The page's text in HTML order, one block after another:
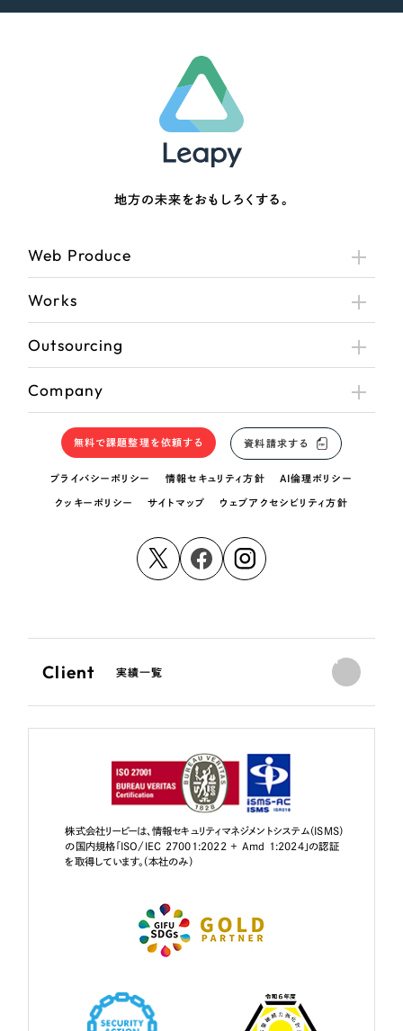
地方の未来をおもしろくする。
Web Produce
Works
Outsourcing
Company
無料で課題整理を依頼する 資料請求する
プライバシーポリシー 情報セキュリティ方針 AI倫理ポリシー
クッキーポリシー サイトマップ ウェブアクセシビリティ方針
Client 実績一覧
株式会社リーピーは、情報セキュリティマネジメントシステム（ISMS）
の国内規格「ISO/IEC 27001:2022 + Amd 1:2024」の認証
を取得しています。（本社のみ）